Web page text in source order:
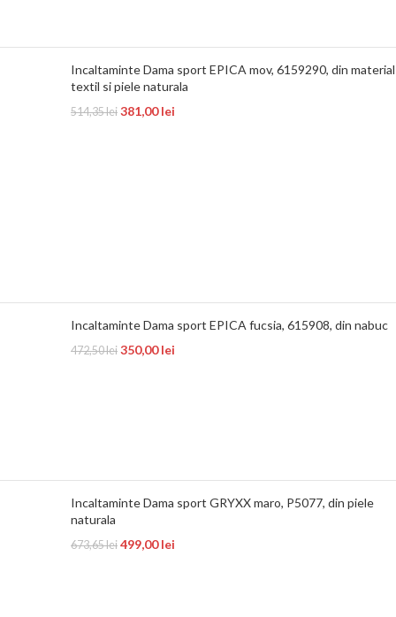
Incaltaminte Dama sport EPICA mov, 6159290, din material
textil si piele naturala
514,35lei 381,00lei
Incaltaminte Dama sport EPICA fucsia, 615908, din nabuc
472,50lei 350,00lei
Incaltaminte Dama sport GRYXX maro, P5077, din piele
naturala
673,65lei 499,00lei